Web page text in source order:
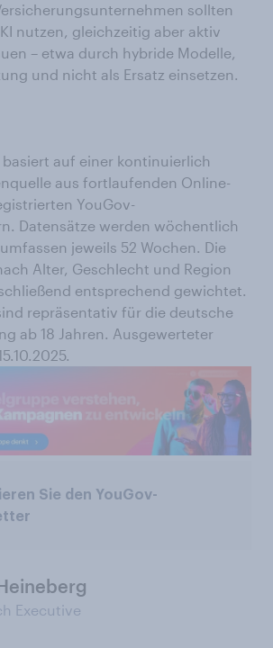
sollten
nutzen, gleichzeitig aber aktiv
– etwa durch hybride Modelle,
und nicht als Ersatz einsetzen.
basiert auf einer kontinuierlich
aus fortlaufenden Online-
YouGov-
Datensätze werden wöchentlich
jeweils 52 Wochen. Die
Alter, Geschlecht und Region
entsprechend gewichtet.
repräsentativ für die deutsche
ab 18 Jahren. Ausgewerteter
Sie den YouGov-
Executive